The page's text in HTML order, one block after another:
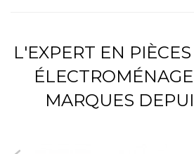
L'EXPERT EN
MARQUES